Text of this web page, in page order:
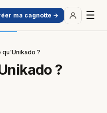
ma cagnotte → ☰
?
?